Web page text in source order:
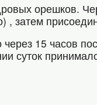
орешков.
затем
15 часов
суток